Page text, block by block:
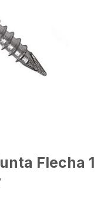
Flecha 1